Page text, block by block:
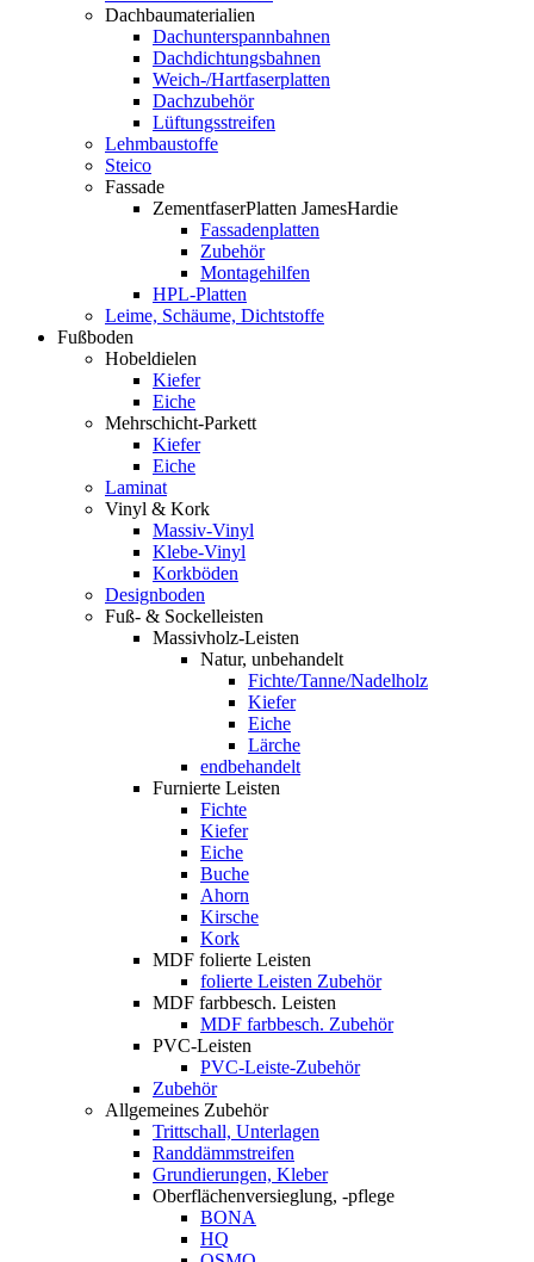
Dachbaumaterialien
Dachunterspannbahnen
Dachdichtungsbahnen
Weich-/Hartfaserplatten
Dachzubehör
Lüftungsstreifen
Lehmbaustoffe
Steico
Fassade
ZementfaserPlatten JamesHardie
Fassadenplatten
Zubehör
Montagehilfen
HPL-Platten
Leime, Schäume, Dichtstoffe
Fußboden
Hobeldielen
Kiefer
Eiche
Mehrschicht-Parkett
Kiefer
Eiche
Laminat
Vinyl & Kork
Massiv-Vinyl
Klebe-Vinyl
Korkböden
Designboden
Fuß- & Sockelleisten
Massivholz-Leisten
Natur, unbehandelt
Fichte/Tanne/Nadelholz
Kiefer
Eiche
Lärche
endbehandelt
Furnierte Leisten
Fichte
Kiefer
Eiche
Buche
Ahorn
Kirsche
Kork
MDF folierte Leisten
folierte Leisten Zubehör
MDF farbbesch. Leisten
MDF farbbesch. Zubehör
PVC-Leisten
PVC-Leiste-Zubehör
Zubehör
Allgemeines Zubehör
Trittschall, Unterlagen
Randdämmstreifen
Grundierungen, Kleber
Oberflächenversieglung, -pflege
BONA
HQ